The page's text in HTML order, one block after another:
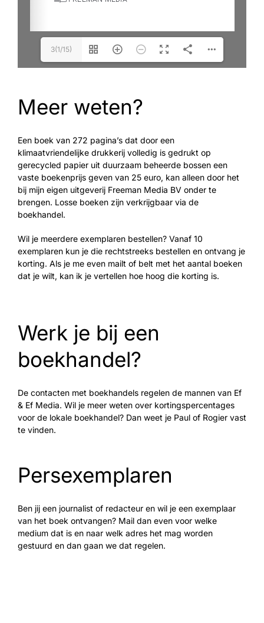
3(1/15)
Meer weten?
Een boek van 272 pagina’s dat door een
klimaatvriendelijke drukkerij volledig is gedrukt op
gerecycled papier uit duurzaam beheerde bossen een
vaste boekenprijs geven van 25 euro, kan alleen door het
bij mijn eigen uitgeverij Freeman Media BV onder te
brengen. Losse boeken zijn verkrijgbaar via de
boekhandel.
Wil je meerdere exemplaren bestellen? Vanaf 10
exemplaren kun je die rechtstreeks bestellen en ontvang je
korting. Als je me even mailt of belt met het aantal boeken
dat je wilt, kan ik je vertellen hoe hoog die korting is.
Werk je bij een
boekhandel?
De contacten met boekhandels regelen de mannen van Ef
& Ef Media. Wil je meer weten over kortingspercentages
voor de lokale boekhandel? Dan weet je Paul of Rogier vast
te vinden.
Persexemplaren
Ben jij een journalist of redacteur en wil je een exemplaar
van het boek ontvangen? Mail dan even voor welke
medium dat is en naar welk adres het mag worden
gestuurd en dan gaan we dat regelen.